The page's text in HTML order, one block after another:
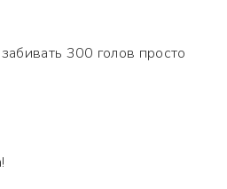
300 голов просто